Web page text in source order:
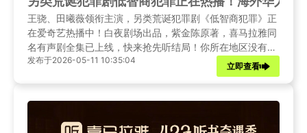
王骁、田曦薇领衔主演，另类荒诞犯罪剧《低智商犯罪》正
在爱奇艺热播中！白夜剧场出品，紫金陈原著，喜马拉雅同
名有声剧全集已上线，快来抢先听结局！你所在地区没有喜
马拉雅版权听不了国内精彩有声书？试试这个方法！
发布于2026-05-11 10:35:04
立即查看